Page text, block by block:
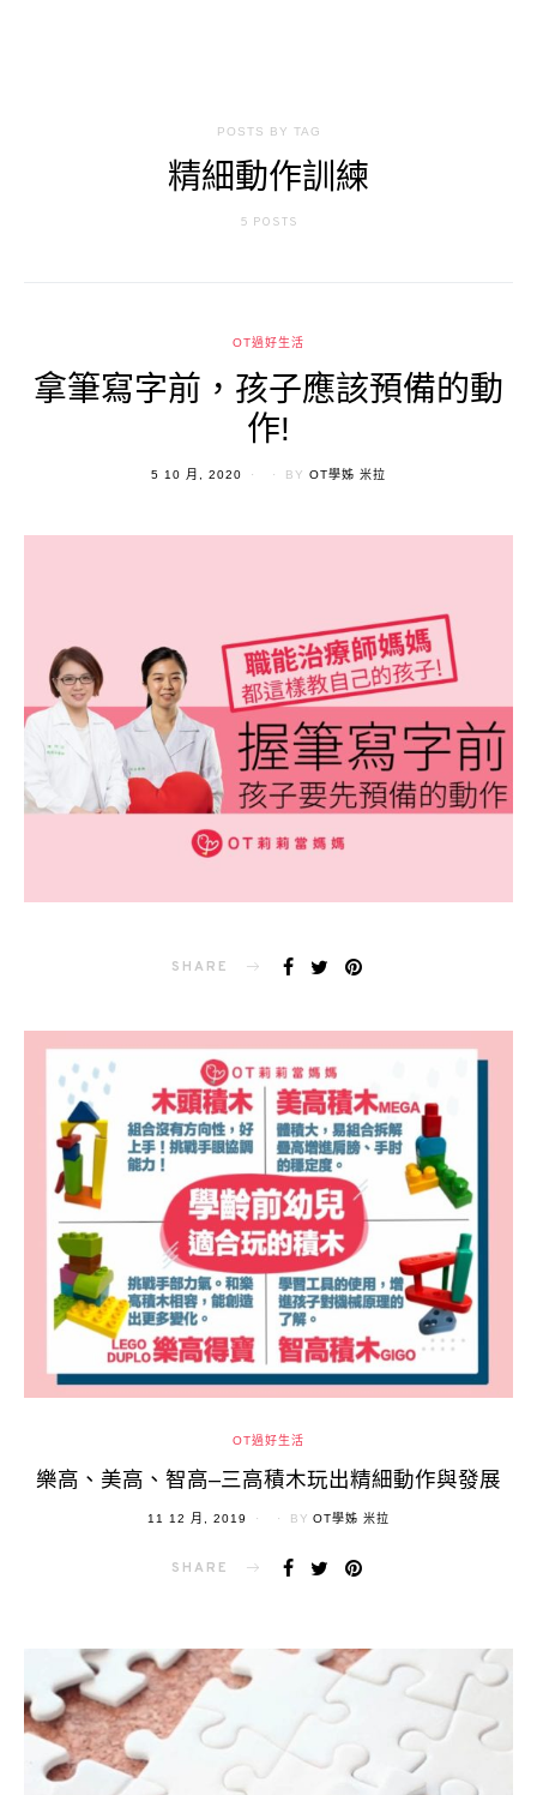
POSTS BY TAG
精細動作訓練
5 POSTS
OT過好生活
拿筆寫字前，孩子應該預備的動
作!
POSTED
5 10 月, 2020 BY OT學姊 米拉
SHARE
OT過好生活
樂高、美高、智高–三高積木玩出精細動作與發展
POSTED
11 12 月, 2019 BY OT學姊 米拉
SHARE